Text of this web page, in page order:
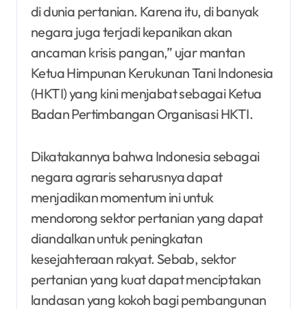
di dunia pertanian. Karena itu, di banyak
negara juga terjadi kepanikan akan
ancaman krisis pangan,” ujar mantan
Ketua Himpunan Kerukunan Tani Indonesia
(HKTI) yang kini menjabat sebagai Ketua
Badan Pertimbangan Organisasi HKTI.
Dikatakannya bahwa Indonesia sebagai
negara agraris seharusnya dapat
menjadikan momentum ini untuk
mendorong sektor pertanian yang dapat
diandalkan untuk peningkatan
kesejahteraan rakyat. Sebab, sektor
pertanian yang kuat dapat menciptakan
landasan yang kokoh bagi pembangunan